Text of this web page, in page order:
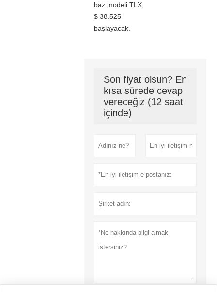
baz modeli TLX,
$ 38.525
başlayacak.
Son fiyat olsun? En
kısa sürede cevap
vereceğiz (12 saat
içinde)